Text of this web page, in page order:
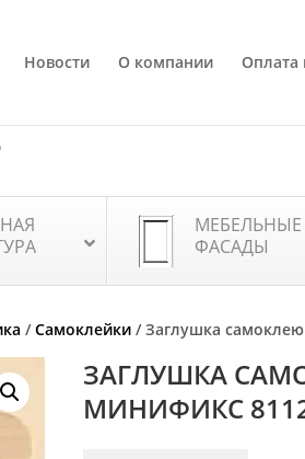
Новости О компании Оплата
МЕБЕЛЬНЫЕ
ФАСАДЫ
/Самоклейки / Заглушка
ЗАГЛУШКА
МИНИФИКС